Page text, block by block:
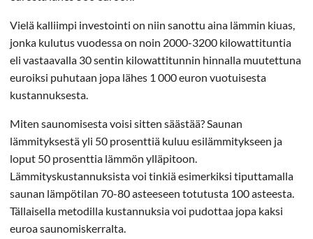
Vielä kalliimpi investointi on niin sanottu aina lämmin kiuas,
jonka kulutus vuodessa on noin 2000-3200 kilowattituntia
eli vastaavalla 30 sentin kilowattitunnin hinnalla muutettuna
euroiksi puhutaan jopa lähes 1 000 euron vuotuisesta
kustannuksesta.
Miten saunomisesta voisi sitten säästää? Saunan
lämmityksestä yli 50 prosenttiä kuluu esilämmitykseen ja
loput 50 prosenttia lämmön ylläpitoon.
Lämmityskustannuksista voi tinkiä esimerkiksi tiputtamalla
saunan lämpötilan 70-80 asteeseen totutusta 100 asteesta.
Tällaisella metodilla kustannuksia voi pudottaa jopa kaksi
euroa saunomiskerralta.